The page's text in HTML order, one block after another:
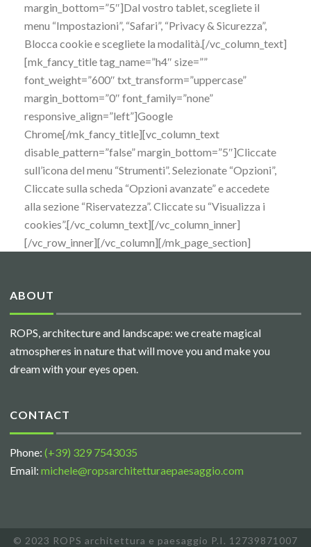
margin_bottom=”5″]Dal vostro tablet, scegliete il
menu “Impostazioni”, “Safari”, “Privacy & Sicurezza”,
Blocca cookie e scegliete la modalità.[/vc_column_text]
[mk_fancy_title tag_name=”h4″ size=””
font_weight=”600″ txt_transform=”uppercase”
margin_bottom=”0″ font_family=”none”
responsive_align=”left”]Google
Chrome[/mk_fancy_title][vc_column_text
disable_pattern=”false” margin_bottom=”5″]Cliccate
sull’icona del menu “Strumenti”. Selezionate “Opzioni”,
Cliccate sulla scheda “Opzioni avanzate” e accedete
alla sezione “Riservatezza”. Cliccate su “Visualizza i
cookies”.[/vc_column_text][/vc_column_inner]
[/vc_row_inner][/vc_column][/mk_page_section]
ABOUT
ROPS, architecture and landscape: we create magical
atmospheres in nature that will move you and make you
dream with your eyes open.
CONTACT
Phone: (+39) 329 7543035
Email: michele@ropsarchitetturaepaesaggio.com
© 2023 ROPS architettura e paesaggio P.I. 12739871007